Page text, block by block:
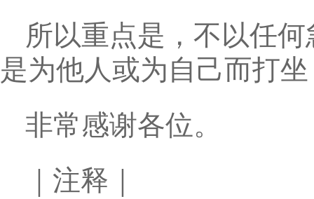
所以重点是，不以任
是为他人或为自己而打
非常感谢各位。
｜注释｜